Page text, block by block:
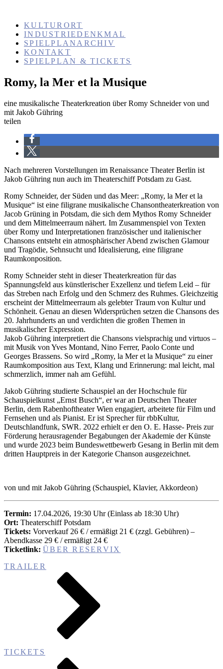
KULTURORT
INDUSTRIEDENKMAL
SPIELPLANARCHIV
KONTAKT
SPIELPLAN & TICKETS
Romy, la Mer et la Musique
eine musikalische Theaterkreation über Romy Schneider von und
mit Jakob Gühring
teilen
Nach mehreren Vorstellungen im Renaissance Theater Berlin ist
Jakob Gühring nun auch im Theaterschiff Potsdam zu Gast.
Romy Schneider, der Süden und das Meer: „Romy, la Mer et la
Musique“ ist eine filigrane musikalische Chansontheaterkreation von
Jacob Grüning in Potsdam, die sich dem Mythos Romy Schneider
und dem Mittelmeerraum nähert. Im Zusammenspiel von Texten
über Romy und Interpretationen französischer und italienischer
Chansons entsteht ein atmosphärischer Abend zwischen Glamour
und Tragödie, Sehnsucht und Idealisierung, eine filigrane
Raumkonposition.
Romy Schneider steht in dieser Theaterkreation für das
Spannungsfeld aus künstlerischer Exzellenz und tiefem Leid – für
das Streben nach Erfolg und den Schmerz des Ruhmes. Gleichzeitig
erscheint der Mittelmeerraum als gelebter Traum von Kultur und
Schönheit. Genau an diesen Widersprüchen setzen die Chansons des
20. Jahrhunderts an und verdichten die großen Themen in
musikalischer Expression.
Jakob Gühring interpretiert die Chansons vielsprachig und virtuos –
mit Musik von Yves Montand, Nino Ferrer, Paolo Conte und
Georges Brassens. So wird „Romy, la Mer et la Musique“ zu einer
Raumkomposition aus Text, Klang und Erinnerung: mal leicht, mal
schmerzlich, immer nah am Gefühl.
Jakob Gühring studierte Schauspiel an der Hochschule für
Schauspielkunst „Ernst Busch“, er war an Deutschen Theater
Berlin, dem Rabenhoftheater Wien engagiert, arbeitete für Film und
Fernsehen und als Pianist. Er ist Sprecher für rbbKultur,
Deutschlandfunk, SWR. 2022 erhielt er den O. E. Hasse- Preis zur
Förderung herausragender Begabungen der Akademie der Künste
und wurde 2023 beim Bundeswettbewerb Gesang in Berlin mit dem
dritten Hauptpreis in der Kategorie Chanson ausgezeichnet.
von und mit Jakob Gühring (Schauspiel, Klavier, Akkordeon)
Termin: 17.04.2026, 19:30 Uhr (Einlass ab 18:30 Uhr)
Ort: Theaterschiff Potsdam
Tickets: Vorverkauf 26 € / ermäßigt 21 € (zzgl. Gebühren) –
Abendkasse 29 € / ermäßigt 24 €
Ticketlink: ÜBER RESERVIX
TRAILER
TICKETS